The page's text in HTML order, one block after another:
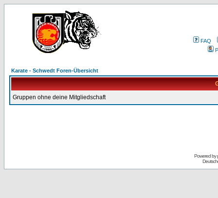
FAQ
Karate - Schwedt Foren-Übersicht
Gruppen ohne deine Mitgliedschaft
Powered by